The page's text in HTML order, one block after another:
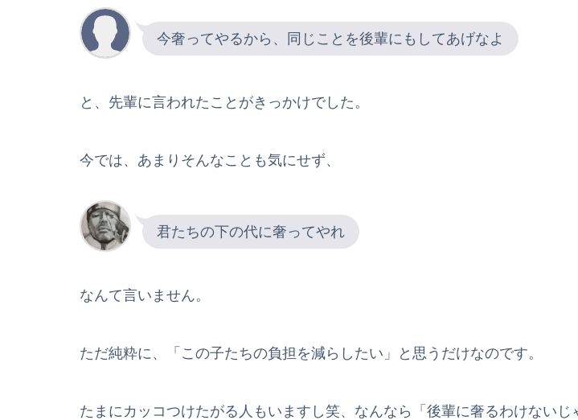
今奢ってやるから、同じことを後輩にもしてあげなよ
と、先輩に言われたことがきっかけでした。
今では、あまりそんなことも気にせず、
君たちの下の代に奢ってやれ
なんて言いません。
ただ純粋に、「この子たちの負担を減らしたい」と思うだけなのです。
たまにカッコつけたがる人もいますし笑、なんなら「後輩に奢るわけないじ